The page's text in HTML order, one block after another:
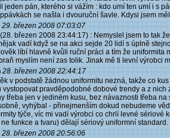
jeden pán, kterého si vážím : kdo umí ten umí i s
se našla i dvouruční šavle. Kdysi jsem
29. březen 2008 07:03:07
březen 2008 23:44:17) : Nemyslel jsem to tak
vadí když se na akci sejde 20 lidí s úplně
líbí hlavně kvůli ruční práci a tím že uniformita
myslím není zas tolik. Jinak mě ti levní výrobci
28. březen 2008 22:44:17
v podstatě žádnou uniformitu nezná, takže co
vystopovat pravděpodobné dobové trendy a z
třeba jen v jediném kusu, bez návaznosti třeba
vyhýbal - přinejmenším dokud nebudeme
týče, víc mi vadí výrobci co chrlí levné
ne funkce a tvaru) dělají sériový uniformní standard.
28. březen 2008 20:56:06